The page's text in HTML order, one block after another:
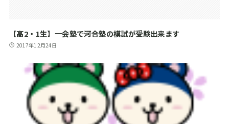
【高2・1生】一会塾で河合塾の模試が受験出来ます
2017年12月24日